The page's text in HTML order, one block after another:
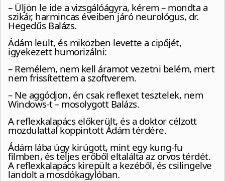
– Üljön le ide a vizsgálóágyra, kérem – mondta a
szikár, harmincas éveiben járó neurológus, dr.
Hegedűs Balázs.
Ádám leült, és miközben levette a cipőjét,
igyekezett humorizálni:
– Remélem, nem kell áramot vezetni belém, mert
nem frissítettem a szoftverem.
– Ne aggódjon, én csak reflexet tesztelek, nem
Windows-t – mosolygott Balázs.
A reflexkalapács előkerült, és a doktor célzott
mozdulattal koppintott Ádám térdére.
Ádám lába úgy kirúgott, mint egy kung-fu
filmben, és teljes erőből eltalálta az orvos térdét.
A reflexkalapács kirepült a kezéből, és csilingelve
landolt a mosdókagylóban.